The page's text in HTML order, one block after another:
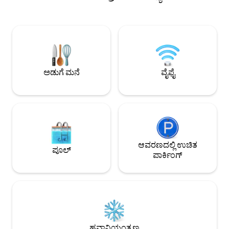
ಮತ್ತು BBQ ಅನ್ನು ಒಳಗೊಂಡಿದೆ. ಪ್ರೈವೇಟ್
ರಸ್ತೆಯಲ್ಲಿದೆ ಎಂಬುದನ್ನು ದಯವಿಟ್ಟು ಗಮನಿಸಿ. ವೈಫೈ
ಇದೆ ಆದರೆ ಟಿವಿ ಅಥವಾ A/C ಇಲ್ಲ ಎಸ್ಸಿಸಿ
ಅನುಮತಿ# 241449
ಅಥವಾ ಒಳಗೆ
ಮಸಾಜ್ ಮಾಡಿ, ಸ್ಪಾ
ಹಾಸಿಗೆಯ ಪಕ್ಕದಲ್ಲಿ
ವಾಸ್ತವ್ಯದ ಸಮಯದಲ್ಲಿ
ಸಂದೇಶ ಕಳುಹಿಸಿ!
ಅಡುಗೆ ಮನೆ ವೈಫೈ
ಪೂಲ್
ಆವರಣದಲ್ಲಿ ಉಚಿತ
ಪಾರ್ಕಿಂಗ್